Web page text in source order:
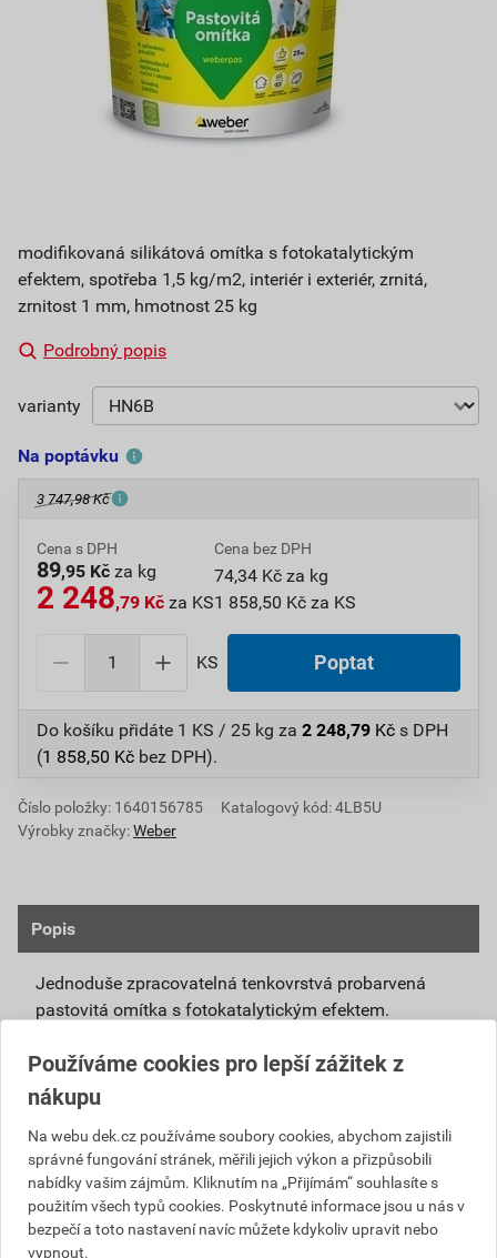
modifikovaná silikátová omítka s fotokatalytickým
efektem, spotřeba 1,5 kg/m2, interiér i exteriér, zrnitá,
zrnitost 1 mm, hmotnost 25 kg
Podrobný popis
varianty
Na poptávku
3 747,98 Kč
Cena s DPH
89,95 Kč za kg
2 248,79 Kč za KS
Cena bez DPH
74,34 Kč za kg
1 858,50 Kč za KS
KS Poptat
Do košíku přidáte 1 KS / 25 kg za 2 248,79 Kč s DPH
(1 858,50 Kč bez DPH).
Číslo položky: 1640156785
Katalogový kód: 4LB5U
Výrobky značky:Weber
Popis
Jednoduše zpracovatelná tenkovrstvá probarvená
pastovitá omítka s fotokatalytickým efektem.
Připravená k přímému použití se systémovou
penetrací weberpas podklad UNI nebo weberpas
podklad S.
Díky modifikovanému silikátovému pojivu má
omítka weberpas extraClean active vlastnosti
blízké silikátové omítce, není však tak citlivá na
klimatické podmínky při zpracování a zrání.
Unikátní receptura omítky weberpas extraClean
Používáme cookies pro lepší zážitek z
nákupu
Na webu dek.cz používáme soubory cookies, abychom zajistili
správné fungování stránek, měřili jejich výkon a přizpůsobili
nabídky vašim zájmům. Kliknutím na „Přijímám“ souhlasíte s
použitím všech typů cookies. Poskytnuté informace jsou u nás v
bezpečí a toto nastavení navíc můžete kdykoliv upravit nebo
vypnout.